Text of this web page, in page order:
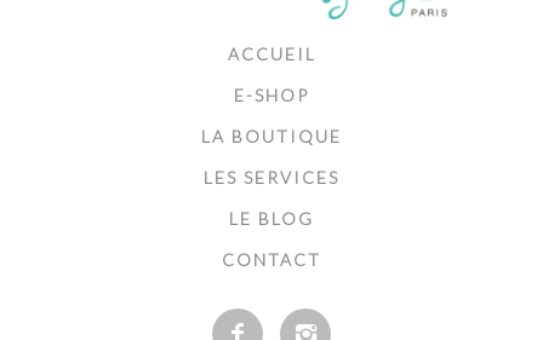
ACCUEIL
E-SHOP
LA BOUTIQUE
LES SERVICES
LE BLOG
CONTACT